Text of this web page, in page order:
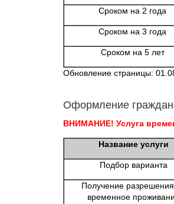
Сроком на 2 года
Сроком на 3 года
Сроком на 5 лет
Обновление страницы:
Оформление
ВНИМАНИЕ! Услуга
Название услуги
Подбор варианта
Получение
временное